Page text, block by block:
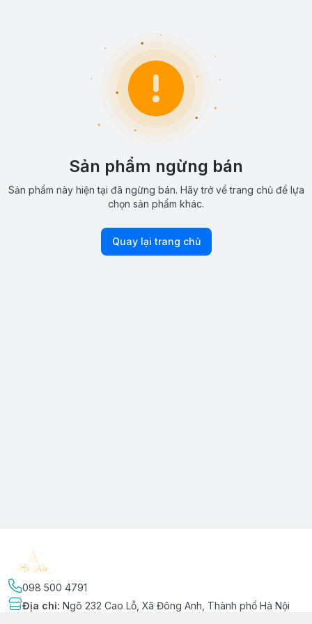
Sản phẩm ngừng bán
Sản phẩm này hiện tại đã ngừng bán. Hãy trở về trang chủ để lựa
chọn sản phẩm khác.
Quay lại trang chủ
098 500 4791
Địa chỉ: Ngõ 232 Cao Lỗ, Xã Đông Anh, Thành phố Hà Nội